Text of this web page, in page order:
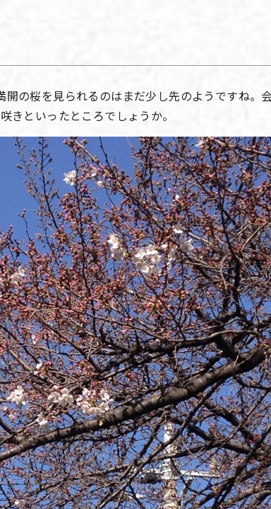
の桜を見られるのはまだ少し先のようですね。
きといったところでしょうか。